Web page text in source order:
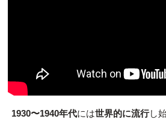
1930〜1940年代には世界的に流行し